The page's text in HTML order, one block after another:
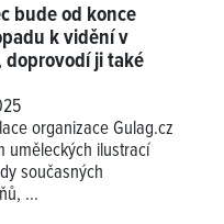
bude od konce
k vidění v
doprovodí ji také
organizace Gulag.cz
uměleckých ilustrací
současných
...